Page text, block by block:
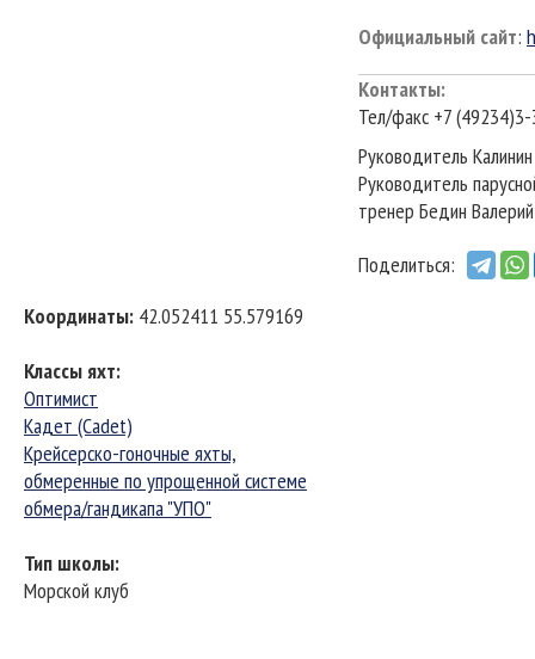
Координаты: 42.052411 55.579169
Классы яхт:
Оптимист
Кадет (Cadet)
Крейсерско-гоночные яхты,
обмеренные по упрощенной системе
обмера/гандикапа "УПО"
Тип школы:
Морской клуб
Официальный сайт:
Контакты:
Тел/факс +7
Руководитель
Руководитель
тренер Бедин
Поделиться: